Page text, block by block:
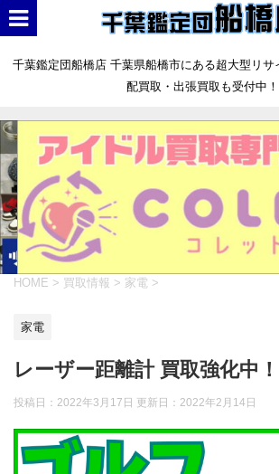
千葉鑑定団船橋店 千葉県船橋市にある超大型リ
配買取・出張買取も受付中！
HOME > 買取情報 > 家電 >
家電
レーザー距離計 買取強化中！
投稿日：2022年3月17日 更新日： 2022年2月14日